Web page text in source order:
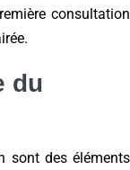
consultation
du
sont des éléments